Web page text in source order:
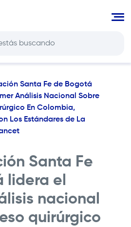
Santa Fe de Bogotá
Análisis Nacional Sobre
En Colombia,
Los Estándares de La
Santa Fe
lidera el
nacional
quirúrgico